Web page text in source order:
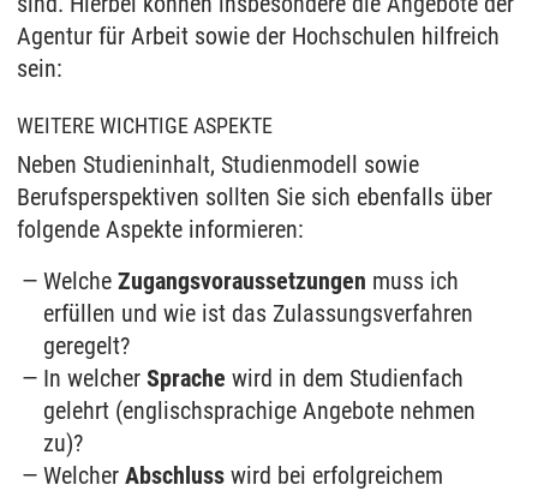
Agentur für Arbeit sowie der Hochschulen hilfreich
sein:
WEITERE WICHTIGE ASPEKTE
Neben Studieninhalt, Studienmodell sowie
Berufsperspektiven sollten Sie sich ebenfalls über
folgende Aspekte informieren:
WelcheZugangsvoraussetzungen muss ich
erfüllen und wie ist das Zulassungsverfahren
geregelt?
In welcherSprachewird in dem Studienfach
gelehrt (englischsprachige Angebote nehmen
zu)?
WelcherAbschlusswird bei erfolgreichem